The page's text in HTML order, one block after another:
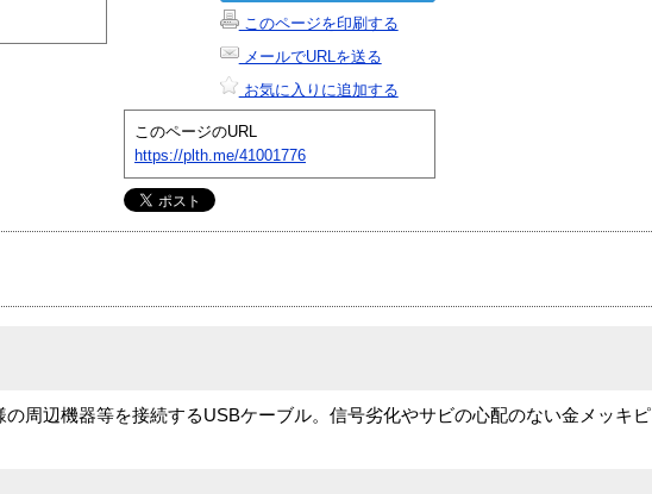
このページを印刷する
メールでURLを送る
お気に入りに追加する
このページのURL
https://plth.me/41001776
周辺機器等を接続するUSBケーブル。信号劣化やサビの心配のない金メッキピ